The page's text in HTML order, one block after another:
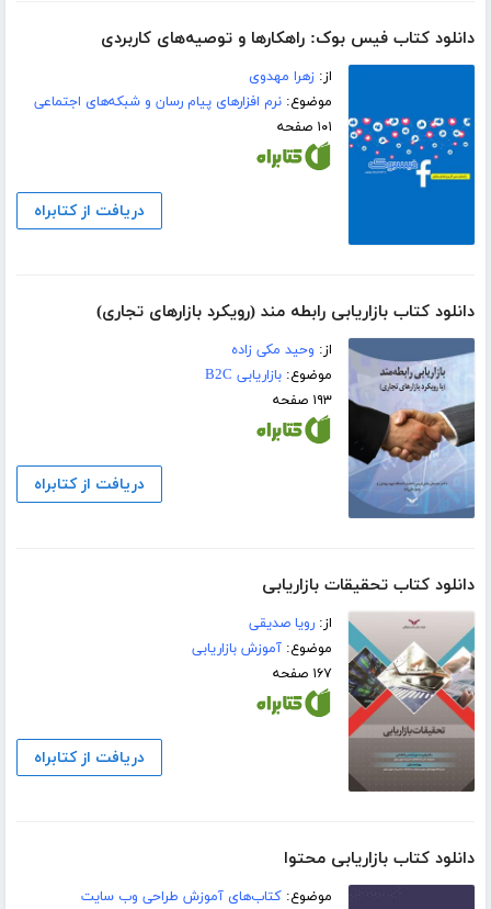
دانلود کتاب فیس بوک: راهکارها و توصیه‌های کاربردی
از:زهرا مهدوی
موضوع:نرم افزارهای پیام رسان و شبکه‌های اجتماعی
۱۰۱ صفحه
دریافت از کتابراه
دانلود کتاب بازاریابی رابطه مند (رویکرد بازارهای تجاری)
از: وحید مکی زاده
موضوع:بازاریابی B2C
۱۹۳ صفحه
دریافت از کتابراه
دانلود کتاب تحقیقات بازاریابی
از:رویا صدیقی
موضوع:آموزش بازاریابی
۱۶۷ صفحه
دریافت از کتابراه
دانلود کتاب بازاریابی محتوا
موضوع:کتاب‌های آموزش طراحی وب سایت